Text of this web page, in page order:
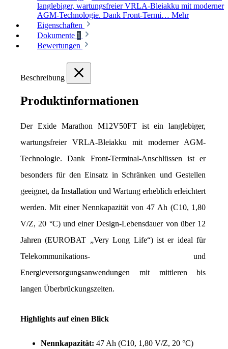
langlebiger, wartungsfreier VRLA-Bleiakku mit moderner
AGM-Technologie. Dank Front-Termi… Mehr
Eigenschaften
Dokumente 1
Bewertungen
Beschreibung
Produktinformationen
Der Exide Marathon M12V50FT ist ein langlebiger,
wartungsfreier VRLA-Bleiakku mit moderner AGM-
Technologie. Dank Front-Terminal-Anschlüssen ist er
besonders für den Einsatz in Schränken und Gestellen
geeignet, da Installation und Wartung erheblich erleichtert
werden. Mit einer Nennkapazität von 47 Ah (C10, 1,80
V/Z, 20 °C) und einer Design-Lebensdauer von über 12
Jahren (EUROBAT „Very Long Life“) ist er ideal für
Telekommunikations- und
Energieversorgungsanwendungen mit mittleren bis
langen Überbrückungszeiten.
Highlights auf einen Blick
Nennkapazität: 47 Ah (C10, 1,80 V/Z, 20 °C)